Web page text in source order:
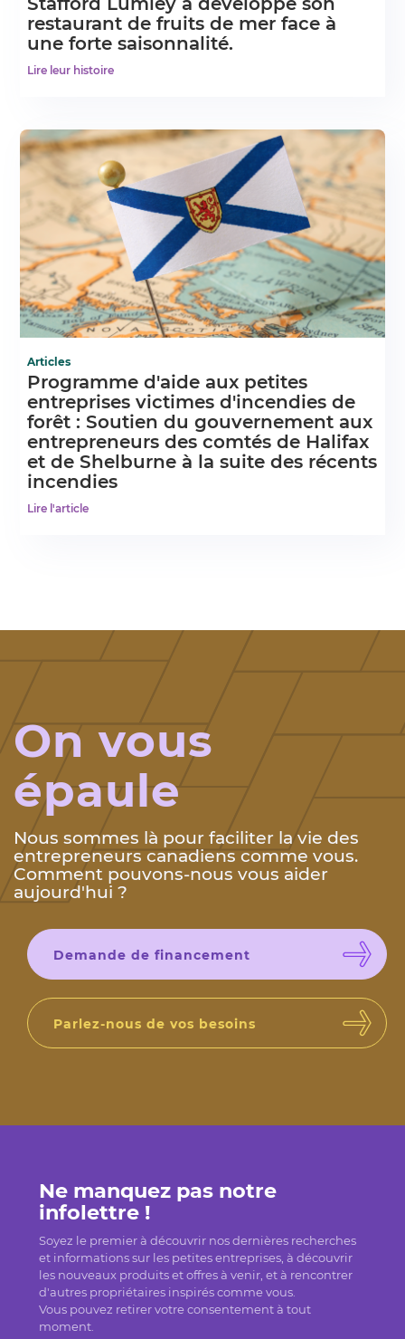
restaurant de fruits de mer face à
une forte saisonnalité.
Lire leur histoire
Articles
Programme d'aide aux petites
entreprises victimes d'incendies de
forêt : Soutien du gouvernement aux
entrepreneurs des comtés de Halifax
et de Shelburne à la suite des récents
incendies
Lire l'article
On vous
épaule
Nous sommes là pour faciliter la vie des
entrepreneurs canadiens comme vous.
Comment pouvons-nous vous aider
aujourd'hui ?
Demande de financement
Parlez-nous de vos besoins
Ne manquez pas notre
infolettre !
Soyez le premier à découvrir nos dernières recherches
et informations sur les petites entreprises, à découvrir
les nouveaux produits et offres à venir, et à rencontrer
d'autres propriétaires inspirés comme vous.
Vous pouvez retirer votre consentement à tout
moment.